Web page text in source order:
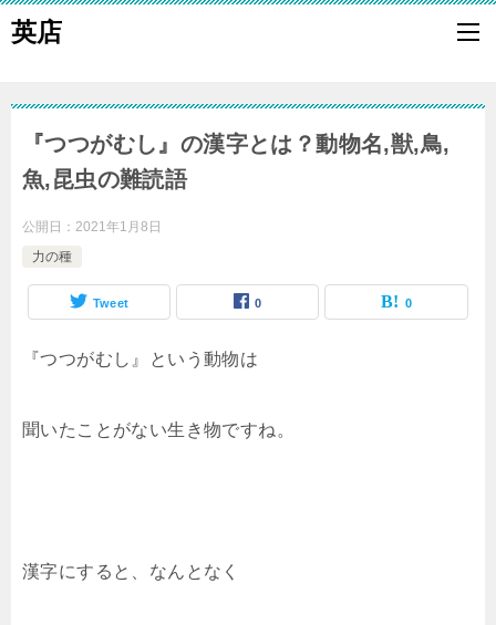
英店
『つつがむし』の漢字とは？動物名,獣,鳥,
魚,昆虫の難読語
公開日： 2021年1月8日
力の種
Tweet 0 0
『つつがむし』という動物は
聞いたことがない生き物ですね。
漢字にすると、なんとなく